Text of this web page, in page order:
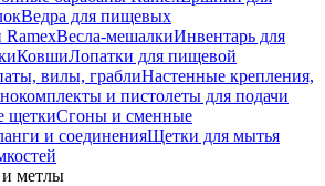
Ведра для пищевых
Весла-мешалкиИнвентарь для
КовшиЛопатки для пищевой
вилы, граблиНастенные крепления,
и пистолеты для подачи
щеткиСгоны и сменные
и соединенияЩетки для мытья
и метлы